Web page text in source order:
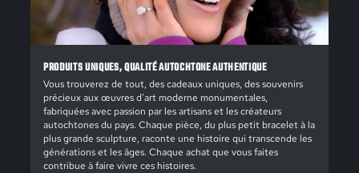
PRODUITS UNIQUES, QUALITÉ AUTOCHTONE AUTHENTIQUE
Vous trouverez de tout, des cadeaux uniques, des souvenirs
précieux aux œuvres d'art moderne monumentales,
fabriquées avec passion par les artisans et les créateurs
autochtones du pays. Chaque pièce, du plus petit bracelet à la
plus grande sculpture, raconte une histoire qui transcende les
générations et les âges. Chaque achat que vous faites
contribue à faire vivre ces histoires.